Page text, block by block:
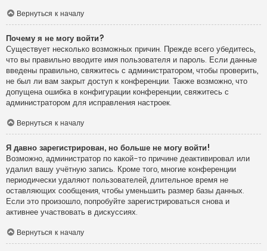
Вернуться к началу
Почему я не могу войти?
Существует несколько возможных причин. Прежде всего убедитесь,
что вы правильно вводите имя пользователя и пароль. Если данные
введены правильно, свяжитесь с администратором, чтобы проверить,
не был ли вам закрыт доступ к конференции. Также возможно, что
допущена ошибка в конфигурации конференции, свяжитесь с
администратором для исправления настроек.
Вернуться к началу
Я давно зарегистрирован, но больше не могу войти!
Возможно, администратор по какой-то причине деактивировал или
удалил вашу учётную запись. Кроме того, многие конференции
периодически удаляют пользователей, длительное время не
оставляющих сообщения, чтобы уменьшить размер базы данных.
Если это произошло, попробуйте зарегистрироваться снова и
активнее участвовать в дискуссиях.
Вернуться к началу